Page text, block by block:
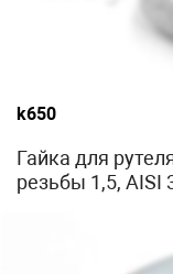
k650
Гайка для
резьбы 1,5, AISI